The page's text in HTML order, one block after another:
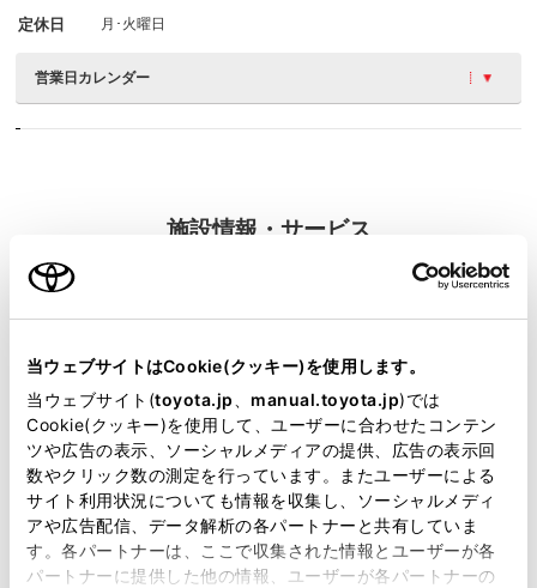
当ウェブサイトはCookie(クッキー)を使用します。
当ウェブサイト(toyota.jp manual.toyota.jp)では
Cookie(クッキー)を使用して、ユーザーに合わせたコンテン
ツや広告の表示、ソーシャルメディアの提供、広告の表示回
数やクリック数の測定を行っています。またユーザーによる
サイト利用状況についても情報を収集し、ソーシャルメディ
アや広告配信、データ解析の各パートナーと共有していま
す。各パートナーは、ここで収集された情報とユーザーが各
パートナーに提供した他の情報、ユーザーが各パートナーの
定休日 月･火曜日
営業日カレンダー
施設情報・サービス